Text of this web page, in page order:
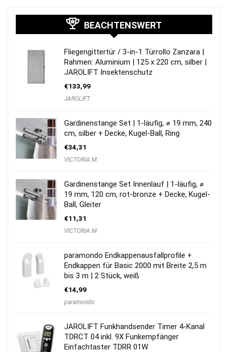
BEACHTENSWERT
Fliegengittertür / 3-in-1 Türrollo Zanzara |
Rahmen: Aluminium | 125 x 220 cm, silber |
JAROLIFT Insektenschutz
€133,99
JAROLIFT
Gardinenstange Set | 1-läufig, ⌀ 19 mm, 240
cm, silber + Decke, Kugel-Ball, Ring
€34,31
VICTORIA M
Gardinenstange Set Innenlauf | 1-läufig, ⌀
19 mm, 120 cm, rot-bronze + Decke, Kugel-
Ball, Gleiter
€11,31
VICTORIA M
paramondo Endkappenausfallprofile +
Endkappen für Basic 2000 mit Breite 2,5 m
bis 3 m | 2 Stück, weiß
€14,99
paramondo
JAROLIFT Funkhandsender Timer 4-Kanal
TDRCT 04 inkl. 9X Funkempfänger
Einfachtaster TDRR 01W